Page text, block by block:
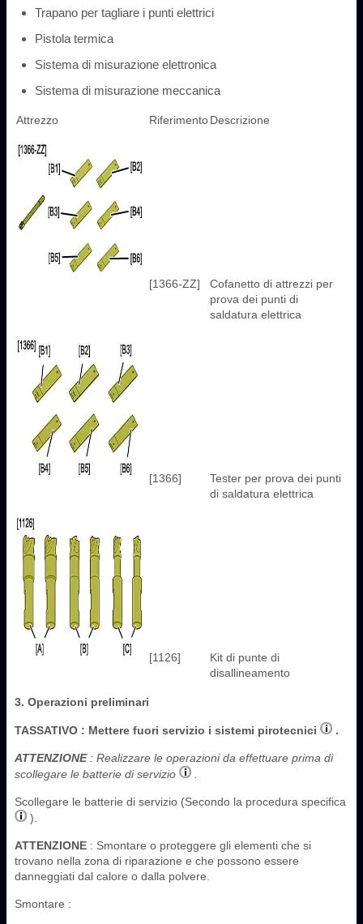
Trapano per tagliare i punti elettrici
Pistola termica
Sistema di misurazione elettronica
Sistema di misurazione meccanica
Attrezzo RiferimentoDescrizione
[1366-ZZ]
Cofanetto di attrezzi per
prova dei punti di
saldatura elettrica
[1366]
Tester per prova dei punti
di saldatura elettrica
[1126]
Kit di punte di
disallineamento
3. Operazioni preliminari
TASSATIVO : Mettere fuori servizio i sistemi pirotecnici .
ATTENZIONE: Realizzare le operazioni da effettuare prima di
scollegare le batterie di servizio
Scollegare le batterie di servizio (Secondo la procedura specifica
).
ATTENZIONE : Smontare o proteggere gli elementi che si
trovano nella zona di riparazione e che possono essere
danneggiati dal calore o dalla polvere.
Smontare :